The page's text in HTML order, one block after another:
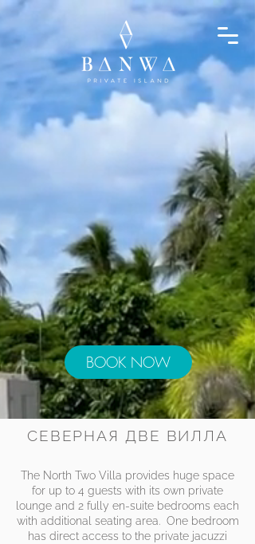
BOOK NOW
СЕВЕРНАЯ ДВЕ ВИЛЛА
The North Two Villa provides huge space
for up to 4 guests with its own private
lounge and 2 fully en-suite bedrooms each
with additional seating area. One bedroom
has direct access to the private jacuzzi